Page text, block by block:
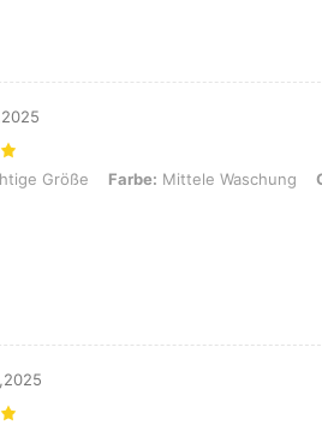
Größe, Farbe: Mittele Waschung, Größe: 34
Größe Farbe: Mittele Waschung